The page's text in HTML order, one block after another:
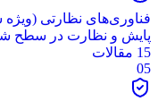
فناوری‌های نظارتی (ویژه
پایش و نظارت در سطح
15 مقالات
05